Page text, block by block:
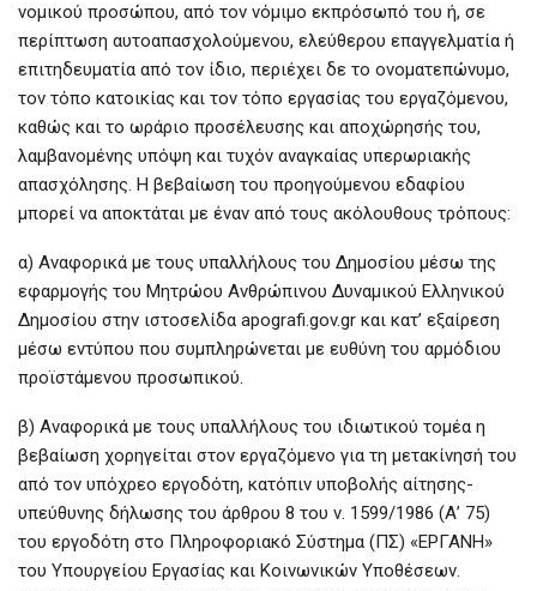
νομικού προσώπου, από τον νόμιμο εκπρόσωπό του ή, σε
περίπτωση αυτοαπασχολούμενου, ελεύθερου επαγγελματία ή
επιτηδευματία από τον ίδιο, περιέχει δε το ονοματεπώνυμο,
τον τόπο κατοικίας και τον τόπο εργασίας του εργαζόμενου,
καθώς και το ωράριο προσέλευσης και αποχώρησής του,
λαμβανομένης υπόψη και τυχόν αναγκαίας υπερωριακής
απασχόλησης. Η βεβαίωση του προηγούμενου εδαφίου
μπορεί να αποκτάται με έναν από τους ακόλουθους τρόπους:
α) Αναφορικά με τους υπαλλήλους του Δημοσίου μέσω της
εφαρμογής του Μητρώου Ανθρώπινου Δυναμικού Ελληνικού
Δημοσίου στην ιστοσελίδα apografi.gov.gr και κατ’ εξαίρεση
μέσω εντύπου που συμπληρώνεται με ευθύνη του αρμόδιου
προϊστάμενου προσωπικού.
β) Αναφορικά με τους υπαλλήλους του ιδιωτικού τομέα η
βεβαίωση χορηγείται στον εργαζόμενο για τη μετακίνησή του
από τον υπόχρεο εργοδότη, κατόπιν υποβολής αίτησης-
υπεύθυνης δήλωσης του άρθρου 8 του ν. 1599/1986 (Α’ 75)
του εργοδότη στο Πληροφοριακό Σύστημα (ΠΣ) «ΕΡΓΑΝΗ»
του Υπουργείου Εργασίας και Κοινωνικών Υποθέσεων.